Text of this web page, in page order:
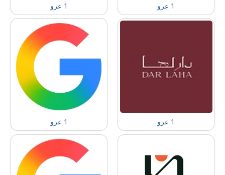
1 عرو 1 عرو
1 عرو 1 عرو